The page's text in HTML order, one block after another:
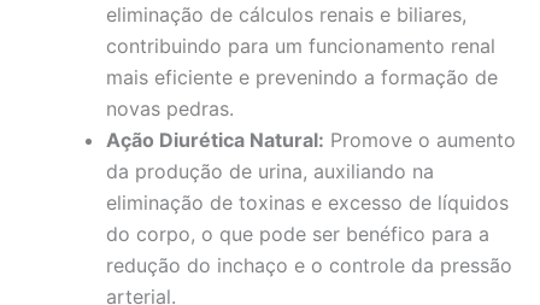
eliminação de cálculos renais e biliares,
contribuindo para um funcionamento renal
mais eficiente e prevenindo a formação de
novas pedras.
Ação Diurética Natural: Promove o aumento
da produção de urina, auxiliando na
eliminação de toxinas e excesso de líquidos
do corpo, o que pode ser benéfico para a
redução do inchaço e o controle da pressão
arterial.